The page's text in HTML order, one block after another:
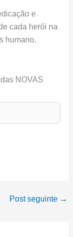
e
cada herói na
humano.
NOVAS
Post seguinte →